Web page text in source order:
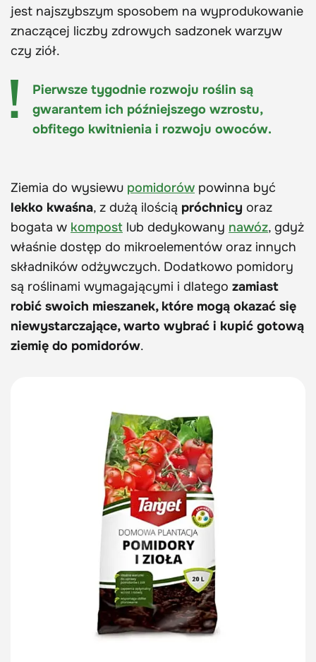
jest najszybszym sposobem na wyprodukowanie
znaczącej liczby zdrowych sadzonek warzyw
czy ziół.
Pierwsze tygodnie rozwoju roślin są
gwarantem ich późniejszego wzrostu,
obfitego kwitnienia i rozwoju owoców.
Ziemia do wysiewu pomidorów powinna być
lekko kwaśna, z dużą ilością próchnicy oraz
bogata w kompost lub dedykowany nawóz, gdyż
właśnie dostęp do mikroelementów oraz innych
składników odżywczych. Dodatkowo pomidory
są roślinami wymagającymi i dlatego zamiast
robić swoich mieszanek, które mogą okazać się
niewystarczające, warto wybrać i kupić gotową
ziemię do pomidorów.